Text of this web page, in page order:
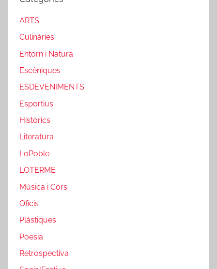
ARTS
Culinàries
Entorn i Natura
Escèniques
ESDEVENIMENTS
Esportius
Històrics
Literatura
LoPoble
LOTERME
Música i Cors
Oficis
Plàstiques
Poesia
Retrospectiva